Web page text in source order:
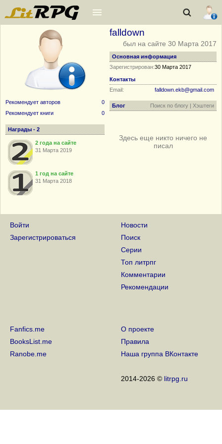
Рекомендует авторов
0
Рекомендует книги
0
Награды - 2
2 года на сайте
31 Марта 2019
1 год на сайте
31 Марта 2018
falldown
был на сайте 30 Марта 2017
Основная информация
Зарегистрирован:30 Марта 2017
Контакты
Email:
falldown.ekb@gmail.com
Блог Поиск по блогу | Хэштеги
Здесь еще никто ничего не
писал
Войти
Зарегистрироваться
Новости
Поиск
Серии
Топ литрпг
Комментарии
Рекомендации
Fanfics.me
BooksList.me
Ranobe.me
О проекте
Правила
Наша группа ВКонтакте
2014-2026 © litrpg.ru